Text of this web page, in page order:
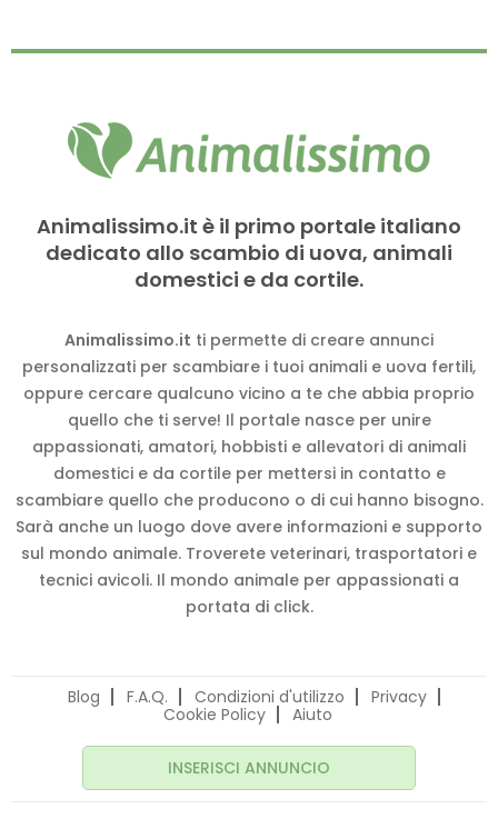
Animalissimo.it è il primo portale italiano
dedicato allo scambio di uova, animali
domestici e da cortile.
Animalissimo.it ti permette di creare annunci
personalizzati per scambiare i tuoi animali e uova fertili,
oppure cercare qualcuno vicino a te che abbia proprio
quello che ti serve! Il portale nasce per unire
appassionati, amatori, hobbisti e allevatori di animali
domestici e da cortile per mettersi in contatto e
scambiare quello che producono o di cui hanno bisogno.
Sarà anche un luogo dove avere informazioni e supporto
sul mondo animale. Troverete veterinari, trasportatori e
tecnici avicoli. Il mondo animale per appassionati a
portata di click.
Blog F.A.Q. Condizioni d'utilizzo
Privacy
Cookie Policy
Aiuto
INSERISCI ANNUNCIO